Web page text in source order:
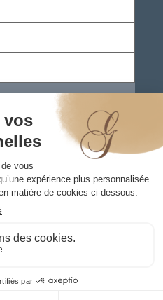
de confidentialité